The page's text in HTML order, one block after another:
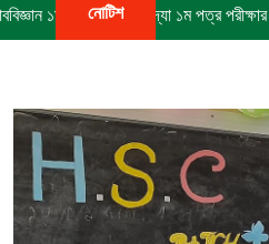
নোটিশ
১ম পত্র ও যুক্তিবিদ্যা ১ম পত্র পরীক্ষার নোটিশ